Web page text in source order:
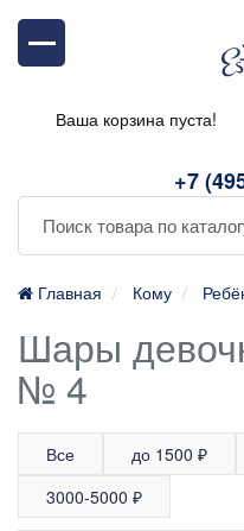
+7
Ваша корзина пуста!
Главная Кому
Шары
№ 4
Все до 1500 ₽
3000-5000 ₽